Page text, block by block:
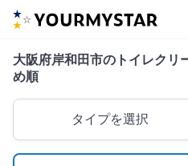
大阪府岸和田市のトイレクリ
め順
タイプを選択